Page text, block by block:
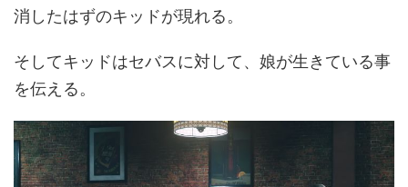
消したはずのキッドが現れる。
そしてキッドはセバスに対して、娘が生きている事
を伝える。